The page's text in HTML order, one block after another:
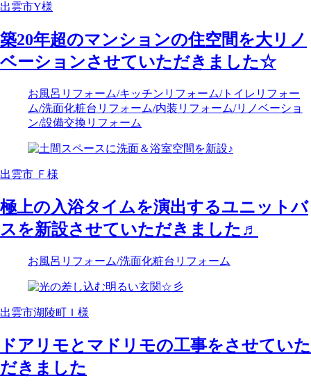
出雲市Y様
築20年超のマンションの住空間を大リノ
ベーションさせていただきました☆
お風呂リフォーム/キッチンリフォーム/トイレリフォー
ム/洗面化粧台リフォーム/内装リフォーム/リノベーショ
ン/設備交換リフォーム
出雲市 Ｆ様
極上の入浴タイムを演出するユニットバ
スを新設させていただきました♬
お風呂リフォーム/洗面化粧台リフォーム
出雲市湖陵町Ｉ様
ドアリモとマドリモの工事をさせていた
だきました